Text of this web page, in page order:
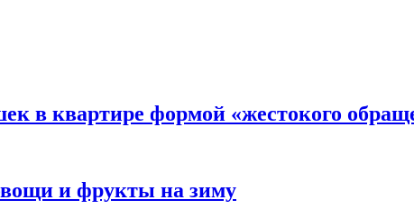
в квартире формой «жестокого
и фрукты на зиму